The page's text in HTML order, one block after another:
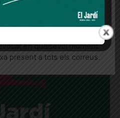
al Diari el Jardí, dona el
per rebre comunicacions
en qualsevol moment
present a tots els correus.